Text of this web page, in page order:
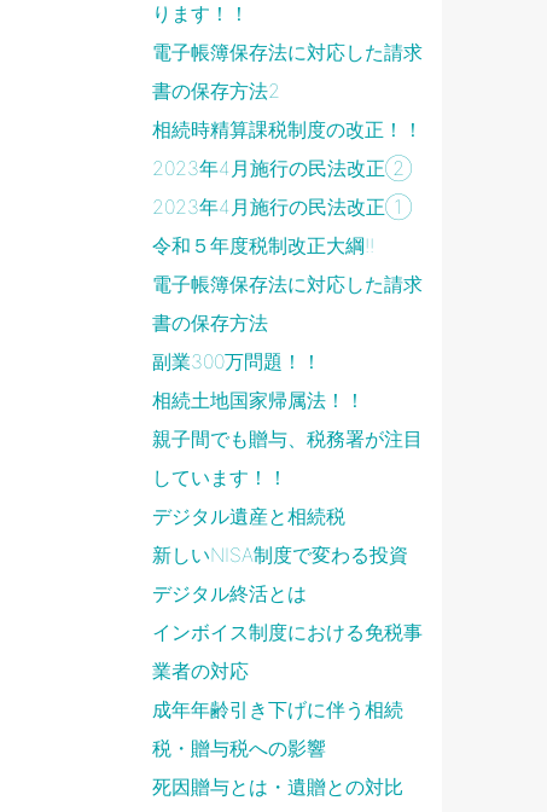
ります！！
電子帳簿保存法に対応した請求
書の保存方法2
相続時精算課税制度の改正！！
2023年4月施行の民法改正②
2023年4月施行の民法改正①
令和５年度税制改正大綱!!
電子帳簿保存法に対応した請求
書の保存方法
副業300万問題！！
相続土地国家帰属法！！
親子間でも贈与、税務署が注目
しています！！
デジタル遺産と相続税
新しいNISA制度で変わる投資
デジタル終活とは
インボイス制度における免税事
業者の対応
成年年齢引き下げに伴う相続
税・贈与税への影響
死因贈与とは・遺贈との対比